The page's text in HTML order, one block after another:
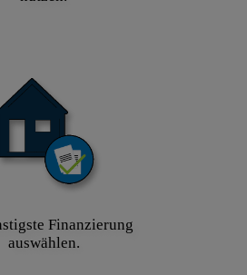
Finanzierung
auswählen.